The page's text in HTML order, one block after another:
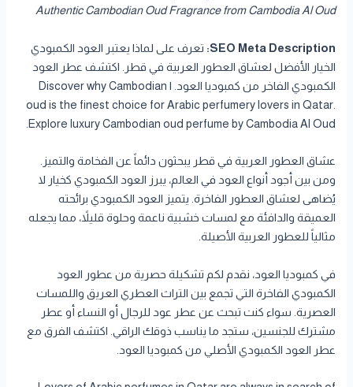
Authentic Cambodian Oud Fragrance from Cambodia Al Oud
SEO Meta Description: تعرف على لماذا يعتبر العود الكمبودي
الخيار الأفضل لعشاق العطور العربية في قطر. اكتشف عطر العود
الكمبودي الفاخر من كمبوديا العود. | Discover why Cambodian
oud is the finest choice for Arabic perfumery lovers in Qatar.
Explore luxury Cambodian oud perfume by Cambodia Al Oud.
عشاق العطور العربية في قطر يبحثون دائماً عن الفخامة والتميز.
ومن بين أجود أنواع العود في العالم، يبرز العود الكمبودي كخيار لا
يُضاهى لعشاق العطور الفاخرة. يتميز العود الكمبودي برائحته
العميقة والدافئة مع لمسات خشبية ناعمة وحلوة قليلاً، مما يجعله
مثالياً للعطور العربية الأصيلة.
في كمبوديا العود، نقدم لكم تشكيلة حصرية من عطور العود
الكمبودي الفاخرة التي تجمع بين التراث العطري العريق واللمسات
العصرية. سواء كنت تبحث عن عطر عود للرجال أو النساء أو عطر
مشترك للجنسين، ستجد ما يناسب ذوقك الراقي. اكتشف الفرق مع
عطر العود الكمبودي الأصلي من كمبوديا العود.